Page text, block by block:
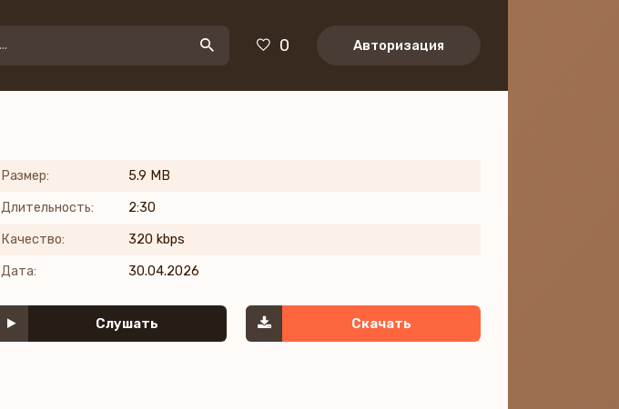
0 Авторизация
Размер: 5.9 MB
Длительность: 2:30
Качество: 320 kbps
Дата: 30.04.2026
Слушать Скачать